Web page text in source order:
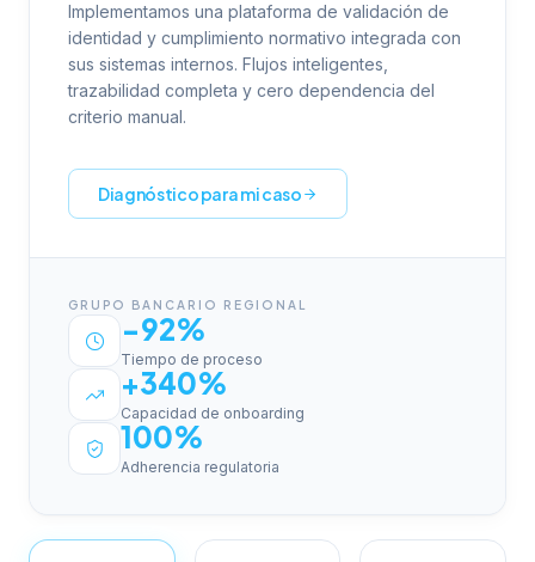
Implementamos una plataforma de validación de
identidad y cumplimiento normativo integrada con
sus sistemas internos. Flujos inteligentes,
trazabilidad completa y cero dependencia del
criterio manual.
Diagnóstico para mi caso
GRUPO BANCARIO REGIONAL
−92%
Tiempo de proceso
+340%
Capacidad de onboarding
100%
Adherencia regulatoria